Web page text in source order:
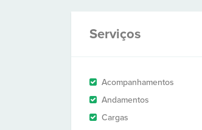
Serviços
Acompanhamentos
Andamentos
Cargas